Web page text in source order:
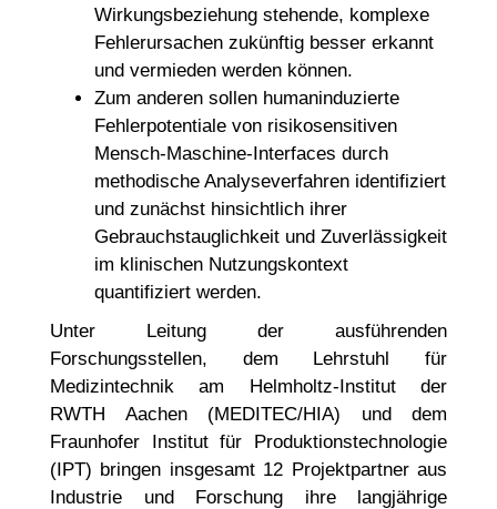
Wirkungsbeziehung stehende, komplexe
Fehlerursachen zukünftig besser erkannt
und vermieden werden können.
Zum anderen sollen humaninduzierte
Fehlerpotentiale von risikosensitiven
Mensch-Maschine-Interfaces durch
methodische Analyseverfahren identifiziert
und zunächst hinsichtlich ihrer
Gebrauchstauglichkeit und Zuverlässigkeit
im klinischen Nutzungskontext
quantifiziert werden.
Unter Leitung der ausführenden
Forschungsstellen, dem Lehrstuhl für
Medizintechnik am Helmholtz-Institut der
RWTH Aachen (MEDITEC/HIA) und dem
Fraunhofer Institut für Produktionstechnologie
(IPT) bringen insgesamt 12 Projektpartner aus
Industrie und Forschung ihre langjährige